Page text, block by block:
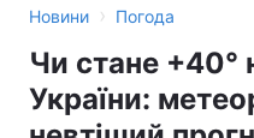
Новини › Погода
Чи стане
України: